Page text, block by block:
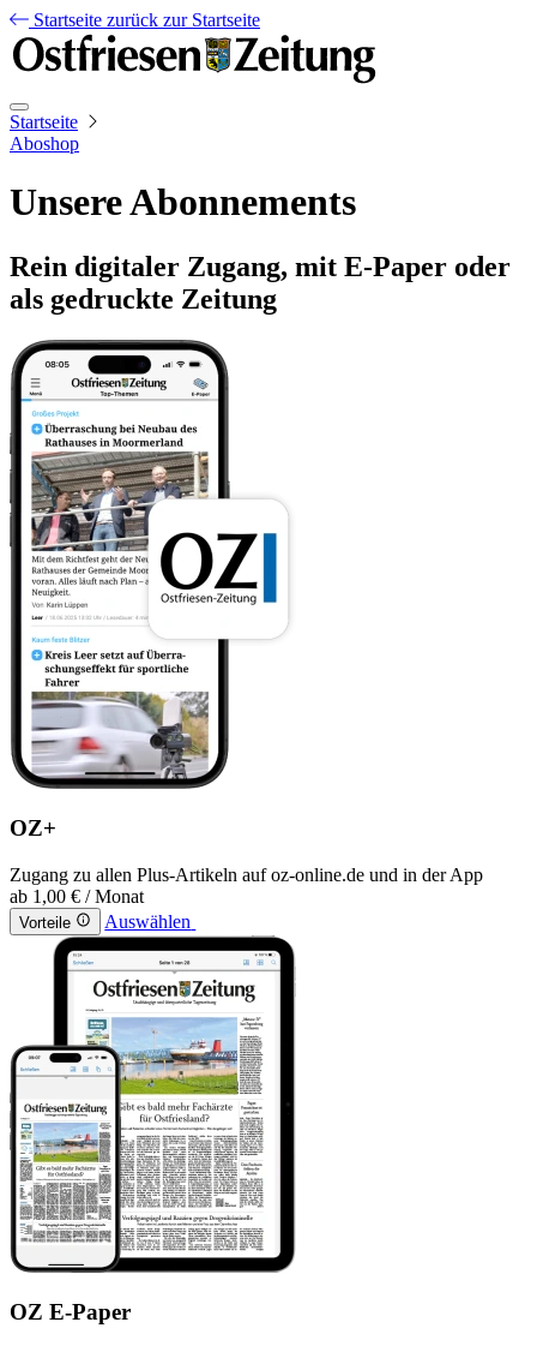
Startseite zurück zur Startseite
Startseite
Aboshop
Unsere Abonnements
Rein digitaler Zugang, mit E-Paper oder
als gedruckte Zeitung
OZ+
Zugang zu allen Plus-Artikeln auf oz-online.de und in der App
ab 1,00 € / Monat
Vorteile Auswählen
OZ E-Paper